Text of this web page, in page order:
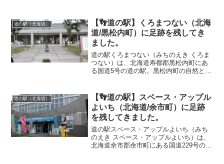
名物の「あげいも」が美味しい！自分の
足跡（Taeru...
道の駅（北海道）
【👣道の駅】くろまつない（北海
道/黒松内町）に足跡を残してき
ました。
道の駅くろまつない（みちのえき くろま
つない）は、北海道寿都郡黒松内町にあ
る国道5号の道の駅。黒松内町の自然と文
駅として、焼きたての50～60種類のパン
の販売をしており...
道の駅（北海道）
【👣道の駅】スペース・アップル
よいち（北海道/余市町）に足跡
を残してきました。
道の駅スペース・アップルよいち（みち
のえき スペース・アップルよいち）は、
北海道余市郡余市町にある国道229号の道